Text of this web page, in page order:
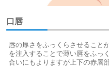
口唇
唇の厚さをふっくらさせること
を注入することで薄い唇をふっ
合いにもよりますが上下の赤唇